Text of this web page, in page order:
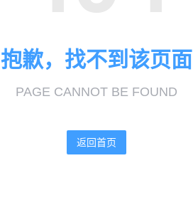
抱歉，找不到该页面
PAGE CANNOT BE FOUND
返回首页